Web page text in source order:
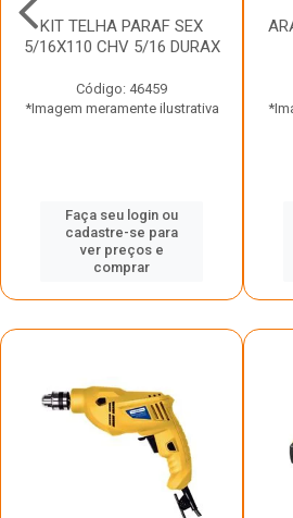
KIT TELHA PARAF SEX
5/16X110 CHV 5/16 DURAX
Código: 46459
*Imagem meramente ilustrativa
Faça seu login ou
cadastre-se para
ver preços e
comprar